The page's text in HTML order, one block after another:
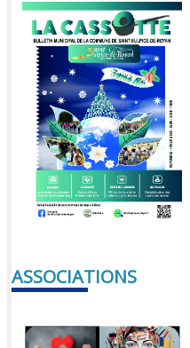
ASSOCIATIONS